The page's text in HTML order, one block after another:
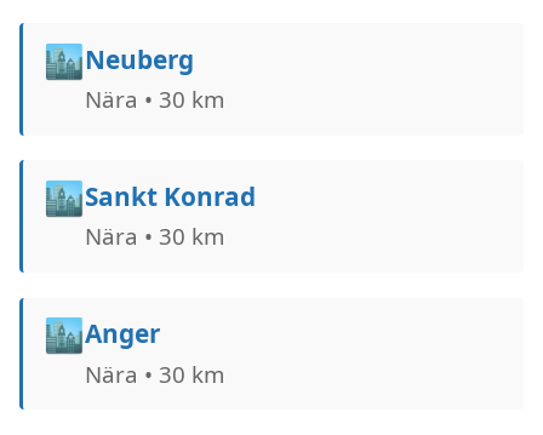
🏙️Neuberg
Nära • 30 km
🏙️Sankt Konrad
Nära • 30 km
🏙️Anger
Nära • 30 km